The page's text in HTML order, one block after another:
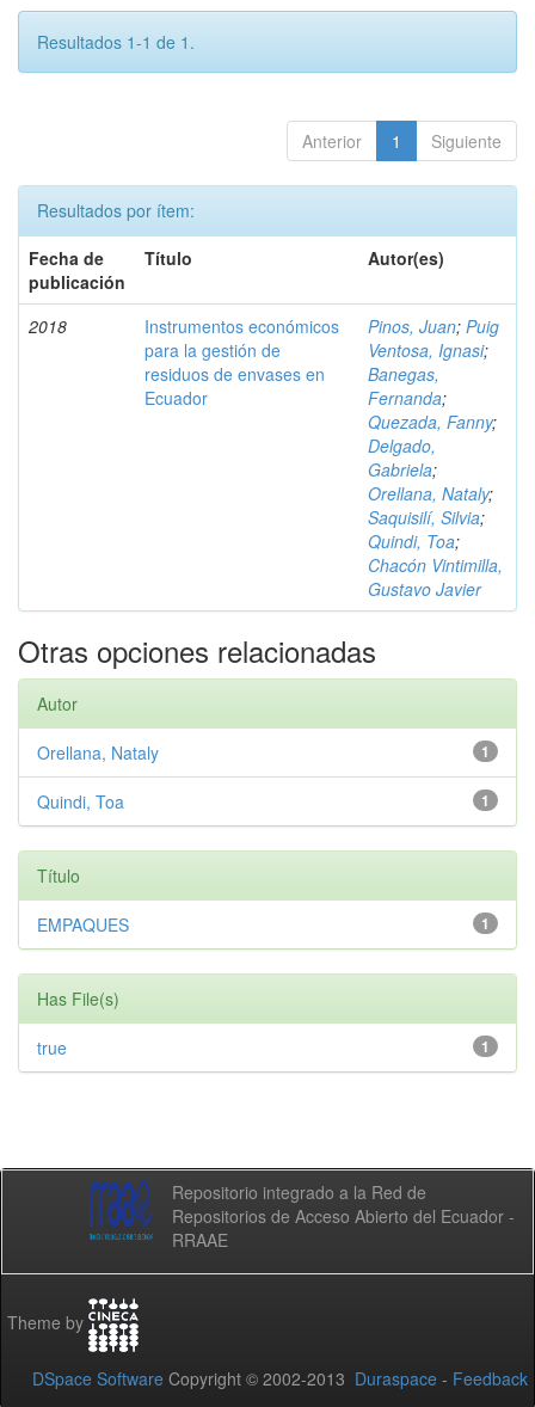
Resultados 1-1 de 1.
Anterior 1 Siguiente
Resultados por ítem:
Fecha de
publicación
Título Autor(es)
2018
Instrumentos económicos
para la gestión de
residuos de envases en
Ecuador
Pinos, Juan; Puig
Ventosa, Ignasi;
Banegas,
Fernanda;
Quezada, Fanny;
Delgado,
Gabriela;
Orellana, Nataly;
Saquisilí, Silvia;
Quindi, Toa;
Chacón Vintimilla,
Gustavo Javier
Otras opciones relacionadas
Autor
1
Orellana, Nataly
1
Quindi, Toa
Título
1
EMPAQUES
Has File(s)
1
true
Repositorio integrado a la Red de
Repositorios de Acceso Abierto del Ecuador -
RRAAE
Theme by
DSpace Software Copyright © 2002-2013 Duraspace - Feedback